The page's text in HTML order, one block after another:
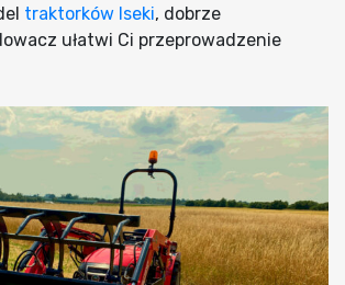
traktorków Iseki, dobrze
ułatwi Ci przeprowadzenie